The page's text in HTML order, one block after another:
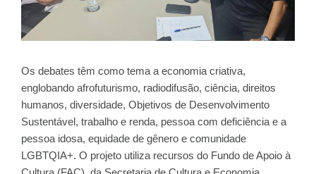
Os debates têm como tema a economia criativa,
englobando afrofuturismo, radiodifusão, ciência, direitos
humanos, diversidade, Objetivos de Desenvolvimento
Sustentável, trabalho e renda, pessoa com deficiência e a
pessoa idosa, equidade de gênero e comunidade
LGBTQIA+. O projeto utiliza recursos do Fundo de Apoio à